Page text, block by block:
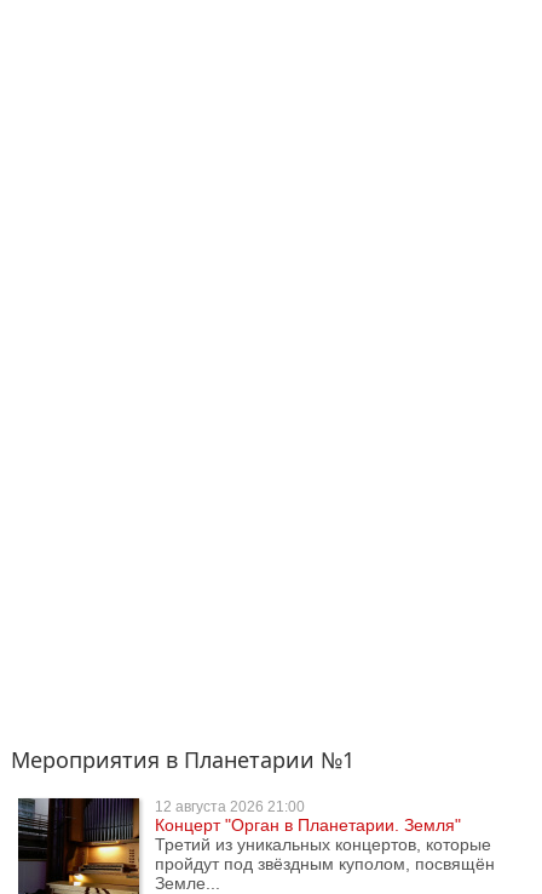
Мероприятия в Планетарии №1
12 августа 2026 21:00
Концерт "Орган в Планетарии. Земля"
Третий из уникальных концертов, которые
пройдут под звёздным куполом, посвящён
Земле...